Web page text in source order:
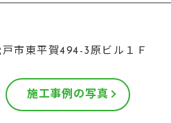
市東平賀494-3原ビル１Ｆ
施工事例の写真